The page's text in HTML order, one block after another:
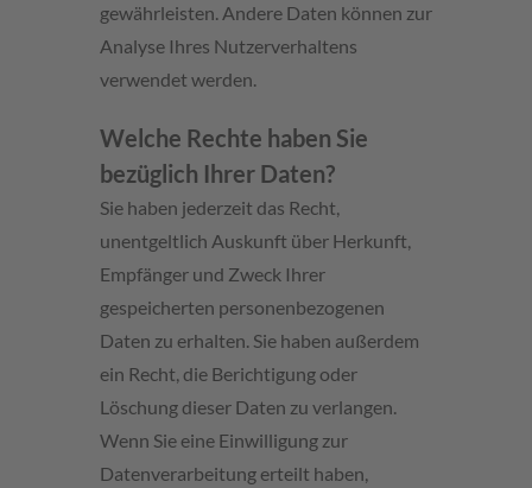
gewährleisten. Andere Daten können zur
Analyse Ihres Nutzerverhaltens
verwendet werden.
Welche Rechte haben Sie
bezüglich Ihrer Daten?
Sie haben jederzeit das Recht,
unentgeltlich Auskunft über Herkunft,
Empfänger und Zweck Ihrer
gespeicherten personenbezogenen
Daten zu erhalten. Sie haben außerdem
ein Recht, die Berichtigung oder
Löschung dieser Daten zu verlangen.
Wenn Sie eine Einwilligung zur
Datenverarbeitung erteilt haben,